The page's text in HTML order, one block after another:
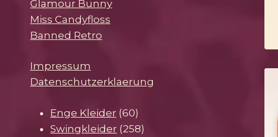
Glamour Bunny
Miss Candyfloss
Banned Retro
Impressum
Datenschutzerklaerung
Enge Kleider 6060
Produkte
Swingkleider 258258